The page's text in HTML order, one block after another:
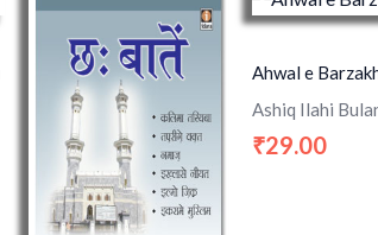
Ahwal e
Ashiq Ilahi
₹29.00